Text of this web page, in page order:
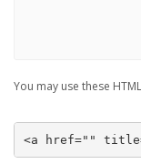
You may use these
<a href=""